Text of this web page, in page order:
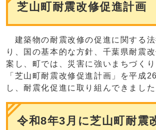
芝山町耐震改修促進計画
建築物の耐震改修の促進に関する法
り、国の基本的な方針、千葉県耐震
案し、町では、災害に強いまちづく
「芝山町耐震改修促進計画」を平成
し、耐震化促進に取り組んできました
令和8年3月に芝山町耐震